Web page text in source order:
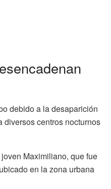
debido a la desaparición
diversos centros nocturnos
Maximiliano, que fue
en la zona urbana